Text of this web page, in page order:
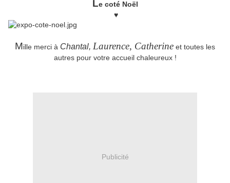
Le coté Noël
♥
Mille merci à Chantal, Laurence, Catherine et toutes les
autres pour votre accueil chaleureux !
Publicité